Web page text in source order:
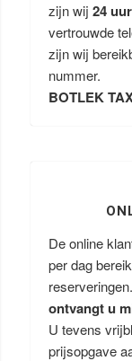
zijn wij 24
vertrouwde
zijn wij
nummer.
BOTLEK
De online
per dag
reserveringen.
ontvangt u
U tevens
prijsopgave